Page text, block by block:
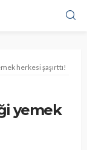
herkesi şaşırttı!
yemek